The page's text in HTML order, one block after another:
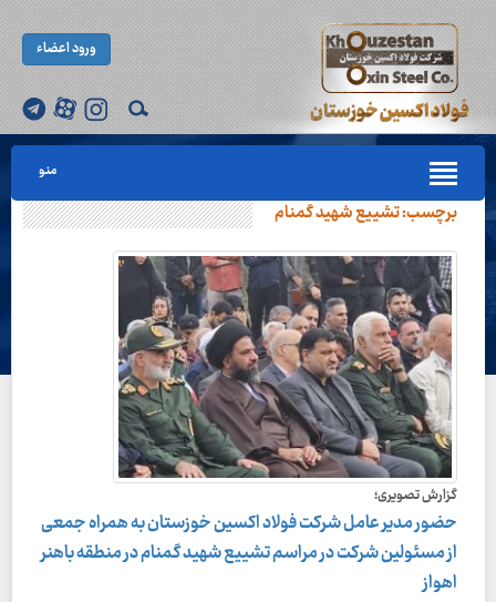
ورود اعضاء
منو
برچسب:تشییع شهید گمنام
گزارش تصویری؛
حضور مدیر عامل شرکت فولاد اکسین خوزستان به همراه جمعی
از مسئولین شرکت در مراسم تشییع شهید گمنام در منطقه باهنر
اهواز